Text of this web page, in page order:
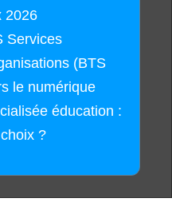
2026
Services
(BTS
le numérique
éducation :
?